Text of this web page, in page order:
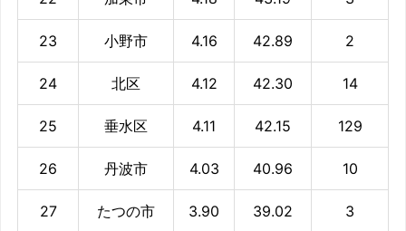
23 小野市 4.16 42.89 2
24 北区 4.12 42.30 14
25 垂水区 4.11 42.15 129
26 丹波市 4.03 40.96 10
27 たつの市 3.90 39.02 3